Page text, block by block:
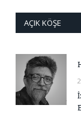
AÇIK KÖŞE